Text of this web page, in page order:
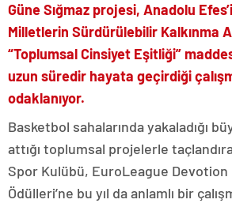
Güne Sığmaz projesi, Anadolu
Milletlerin Sürdürülebilir Kalkınma
“Toplumsal Cinsiyet Eşitliği”
uzun süredir hayata geçirdiği
odaklanıyor.
Basketbol sahalarında yakaladığı
attığı toplumsal projelerle
Spor Kulübü, EuroLeague Devotion
Ödülleri’ne bu yıl da anlamlı bir